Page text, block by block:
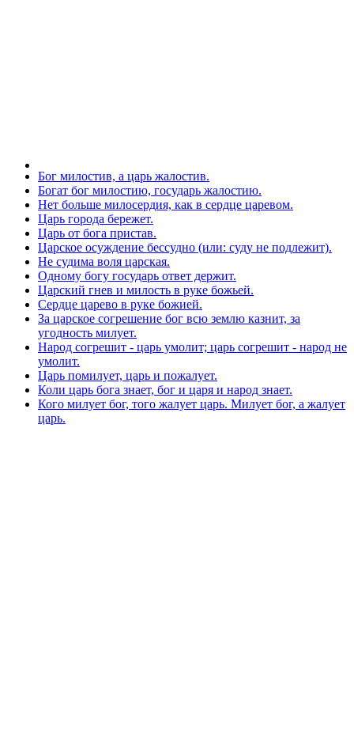
Бог милостив, а царь жалостив.
Богат бог милостию, государь жалостию.
Нет больше милосердия, как в сердце царевом.
Царь города бережет.
Царь от бога пристав.
Царское осуждение бессудно (или: суду не подлежит).
Не судима воля царская.
Одному богу государь ответ держит.
Царский гнев и милость в руке божьей.
Сердце царево в руке божией.
За царское согрешение бог всю землю казнит, за
угодность милует.
Народ согрешит - царь умолит; царь согрешит - народ не
умолит.
Царь помилует, царь и пожалует.
Коли царь бога знает, бог и царя и народ знает.
Кого милует бог, того жалует царь. Милует бог, а жалует
царь.